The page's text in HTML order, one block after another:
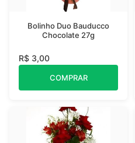
Bolinho Duo Bauducco
Chocolate 27g
R$ 3,00
COMPRAR